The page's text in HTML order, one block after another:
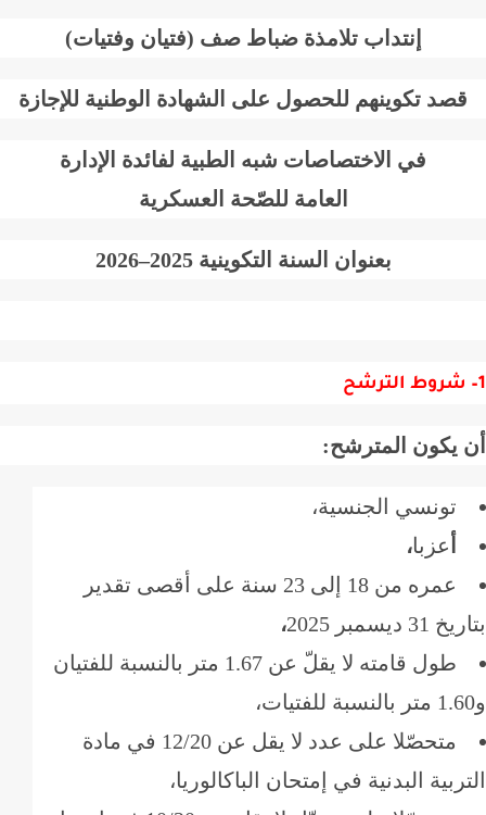
إنتداب تلامذة ضباط صف (فتيان وفتيات)
قصد تكوينهم للحصول على الشهادة الوطنية للإجازة
في الاختصاصات شبه الطبية لفائدة الإدارة
العامة للصّحة العسكرية
بعنوان السنة التكوينية2025
–
2026
شروط الترشح
يكون المترشح:
تونسي الجنسية،
عزبا
عمره من 18 إلى 23 سنة على أقصى تقدير
ديسمبر 2025
،
طول قامته لا يقلّ عن 1.67 متر بالنسبة للفتيان
متحصّلا على عدد لا يقل عن 12/20 في مادة
البدنية في إمتحان الباكالوريا،